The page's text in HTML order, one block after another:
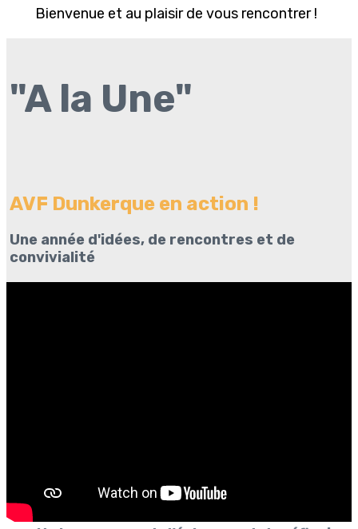
Bienvenue et au plaisir de vous rencontrer !
"A la Une"
AVF Dunkerque en action !
Une année d'idées, de rencontres et de
convivialité